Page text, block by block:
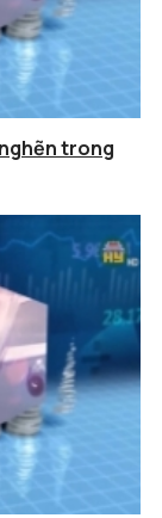
trong